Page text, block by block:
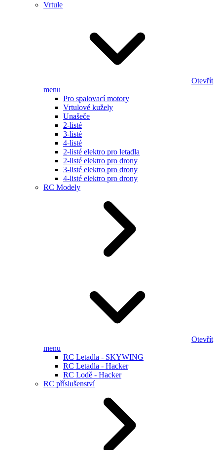
Vrtule
Otevřít
menu
Pro spalovací motory
Vrtulové kužely
Unašeče
2-listé
3-listé
4-listé
2-listé elektro pro letadla
2-listé elektro pro drony
3-listé elektro pro drony
4-listé elektro pro drony
RC Modely
Otevřít
menu
RC Letadla - SKYWING
RC Letadla - Hacker
RC Lodě - Hacker
RC příslušenství